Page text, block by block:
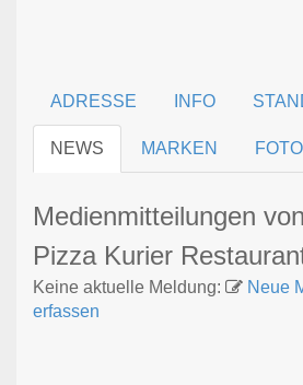
ADRESSE INFO
NEWS MARKEN
Medienmitteilungen
Pizza Kurier
Keine aktuelle Meldung:
Neue
erfassen